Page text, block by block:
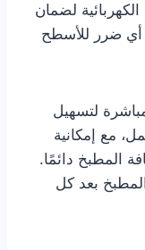
لضمان
ضرر للأسطح
لتسهيل
مع إمكانية
المطبخ دائمًا.
بعد كل